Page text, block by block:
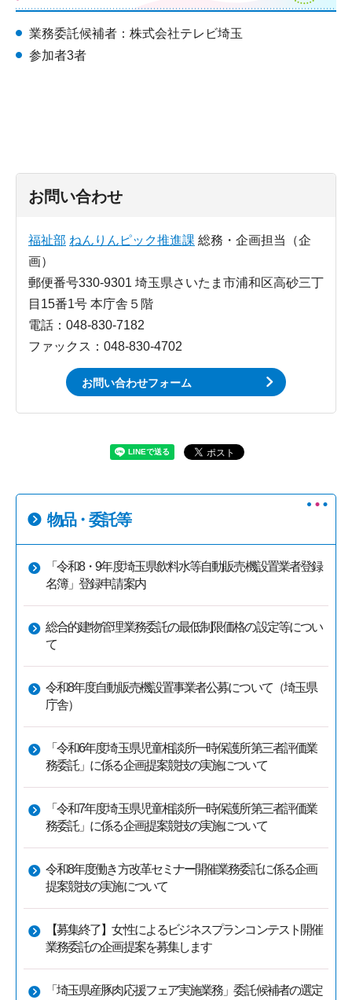
業務委託候補者：株式会社テレビ埼玉
参加者3者
お問い合わせ
福祉部 ねんりんピック推進課 総務・企画担当（企
画）
郵便番号330-9301 埼玉県さいたま市浦和区高砂三丁
目15番1号 本庁舎５階
電話：048-830-7182
ファックス：048-830-4702
お問い合わせフォーム
物品・委託等
「令和8・9年度埼玉県飲料水等自動販売機設置業者登録
名簿」登録申請案内
総合的建物管理業務委託の最低制限価格の設定等につい
て
令和8年度自動販売機設置事業者公募について（埼玉県
庁舎）
「令和6年度埼玉県児童相談所一時保護所第三者評価業
務委託」に係る企画提案競技の実施について
「令和7年度埼玉県児童相談所一時保護所第三者評価業
務委託」に係る企画提案競技の実施について
令和8年度働き方改革セミナー開催業務委託に係る企画
提案競技の実施について
【募集終了】女性によるビジネスプランコンテスト開催
業務委託の企画提案を募集します
「埼玉県産豚肉応援フェア実施業務」委託候補者の選定